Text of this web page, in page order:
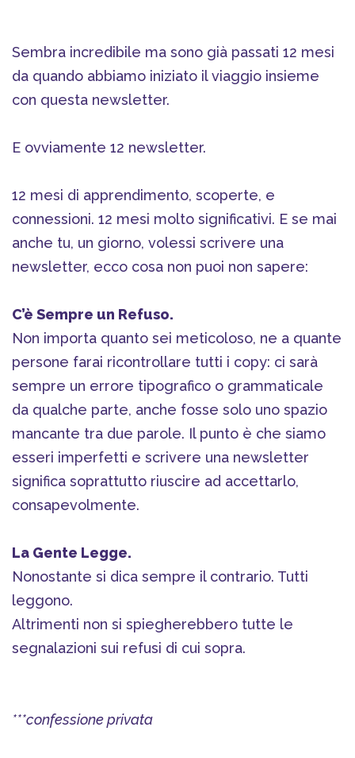
Sembra incredibile ma sono già passati 12 mesi
da quando abbiamo iniziato il viaggio insieme
con questa newsletter.
E ovviamente 12 newsletter.
12 mesi di apprendimento, scoperte, e
connessioni. 12 mesi molto significativi. E se mai
anche tu, un giorno, volessi scrivere una
newsletter, ecco cosa non puoi non sapere:
C’è Sempre un Refuso.
Non importa quanto sei meticoloso, ne a quante
persone farai ricontrollare tutti i copy: ci sarà
sempre un errore tipografico o grammaticale
da qualche parte, anche fosse solo uno spazio
mancante tra due parole. Il punto è che siamo
esseri imperfetti e scrivere una newsletter
significa soprattutto riuscire ad accettarlo,
consapevolmente.
La Gente Legge.
Nonostante si dica sempre il contrario. Tutti
leggono.
Altrimenti non si spiegherebbero tutte le
segnalazioni sui refusi di cui sopra.
***confessione privata